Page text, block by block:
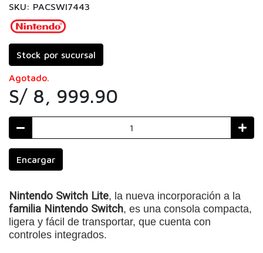
SKU: PACSWI7443
Stock por sucursal
Agotado.
S/ 8, 999.90
Encargar
Nintendo Switch Lite, la nueva incorporación a la
familia Nintendo Switch, es una consola compacta,
ligera y fácil de transportar, que cuenta con
controles integrados.